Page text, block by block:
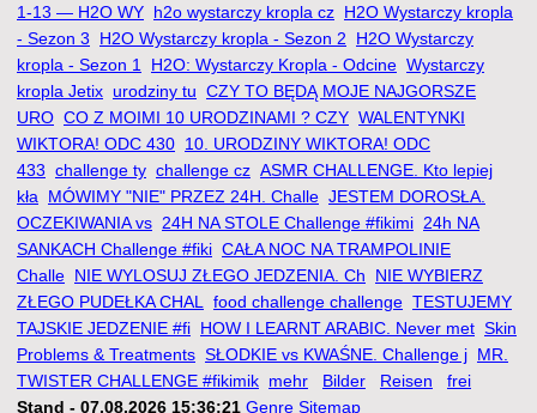
1-13 — H2O WY h2o wystarczy kropla cz H2O Wystarczy kropla
- Sezon 3
H2O Wystarczy kropla - Sezon 2
H2O Wystarczy
kropla - Sezon 1
H2O: Wystarczy Kropla - Odcine Wystarczy
kropla Jetix urodziny tu CZY TO BĘDĄ MOJE NAJGORSZE
URO CO Z MOIMI 10 URODZINAMI ? CZY WALENTYNKI
WIKTORA! ODC 430 10. URODZINY WIKTORA! ODC
433 challenge ty challenge cz ASMR CHALLENGE. Kto lepiej
kła
MÓWIMY "NIE" PRZEZ 24H. Challe JESTEM DOROSŁA.
OCZEKIWANIA vs 24H NA STOLE Challenge #fikimi 24h NA
SANKACH Challenge #fiki CAŁA NOC NA TRAMPOLINIE
Challe NIE WYLOSUJ ZŁEGO JEDZENIA. Ch
NIE WYBIERZ
ZŁEGO PUDEŁKA CHAL
food challenge challenge TESTUJEMY
TAJSKIE JEDZENIE #fi HOW I LEARNT ARABIC. Never met Skin
Problems & Treatments SŁODKIE vs KWAŚNE. Challenge j MR.
TWISTER CHALLENGE #fikimik mehr Bilder Reisen
frei
Stand - 07.08.2026 15:36:21 Genre Sitemap